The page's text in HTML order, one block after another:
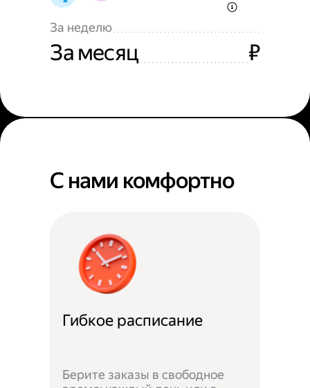
За неделю
За месяц ₽
С нами комфортно
Гибкое расписание
Берите заказы в свободное